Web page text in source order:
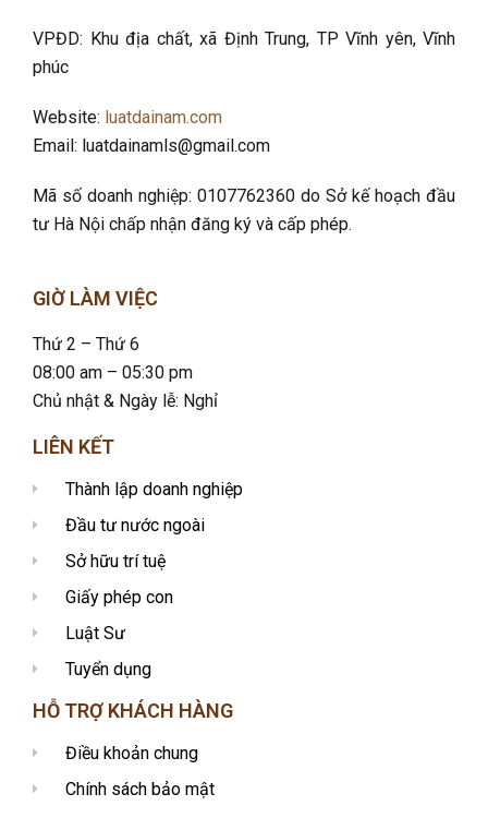
VPĐD: Khu địa chất, xã Định Trung, TP Vĩnh yên, Vĩnh
phúc
Website: luatdainam.com
Email: luatdainamls@gmail.com
Mã số doanh nghiệp: 0107762360 do Sở kế hoạch đầu
tư Hà Nội chấp nhận đăng ký và cấp phép.
GIỜ LÀM VIỆC
Thứ 2 – Thứ 6
08:00 am – 05:30 pm
Chủ nhật & Ngày lễ: Nghỉ
LIÊN KẾT
Thành lập doanh nghiệp
Đầu tư nước ngoài
Sở hữu trí tuệ
Giấy phép con
Luật Sư
Tuyển dụng
HỖ TRỢ KHÁCH HÀNG
Điều khoản chung
Chính sách bảo mật